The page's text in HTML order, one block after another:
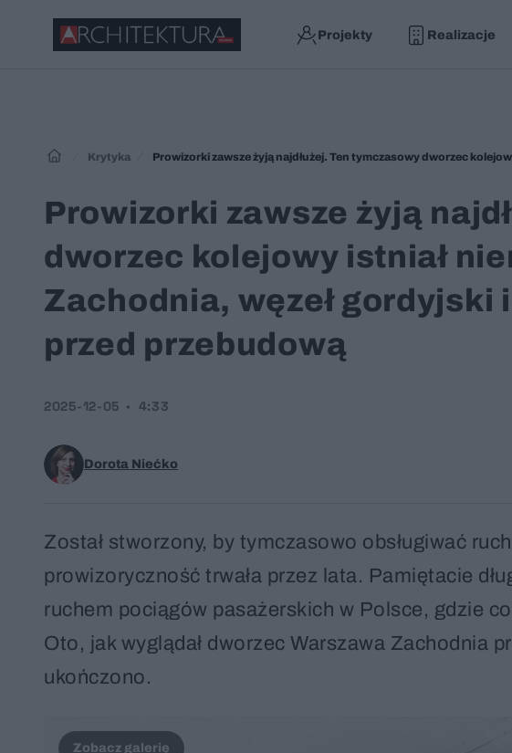
Projekty Realizacje
Krytyka
Prowizorki zawsze żyją
dworzec kolejowy istniał
Zachodnia, węzeł gordyjski
przed przebudową
Dorota Niećko
2025-12-05 4:33
Został stworzony, by tymczasowo obsługiwać
prowizoryczność trwała przez lata. Pamiętacie
ruchem pociągów pasażerskich w Polsce, gdzie
Oto, jak wyglądał dworzec Warszawa Zachodnia
ukończono.